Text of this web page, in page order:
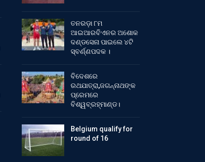
ତନରଡ଼ା ୮ମ
ଆଇଆରବିଏନର ଅଶୋକ
ଦଣ୍ଡସେନା ପାଇଲେ ୪ଟି
ସ୍ବର୍ଣ୍ଣପଦକ ।
ବିଦେଶରେ
ରଥଯାତ୍ରା,ଜଗନ୍ନାଥଙ୍କ
ପ୍ରେମରେ
ବିଶ୍ୱବ୍ରହ୍ମାଣ୍ଡ।
Belgium qualify for
round of 16